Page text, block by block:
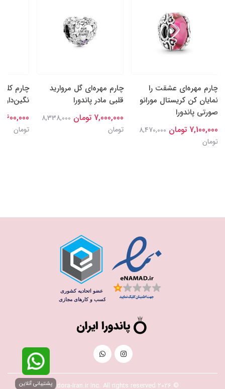
چارم مهره‌ای عشقت را
نمایان کن کریستال مورانو
صورتی پاندورا
7,100,000 تومان
8,470,000
تومان
چارم مهره‌ای گل‌ مروارید
قلبی مادر پاندورا
7,000,000 تومان
8,338,000
تومان
چارم
نگین‌دار
7,600,000
تومان
© 2026 Pandora-Iran.ir Inc. All rights reserved پشتیبانی آنلاین